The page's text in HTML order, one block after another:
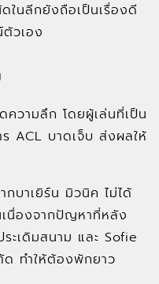
ในลีกยังถือเป็นเรื่องดี
วเอง
ความลึก โดยผู้เล่นที่เป็น
ACL บาดเจ็บ ส่งผลให้
บาเยิร์น มิวนิค ไม่ได้
นื่องจากปัญหาที่หลัง
ะเดิมสนาม และ Sofie
ด ทำให้ต้องพักยาว